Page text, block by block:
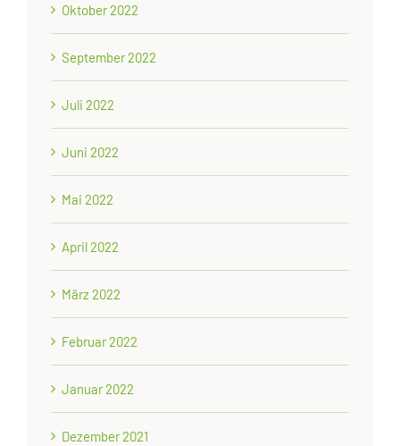
Oktober 2022
September 2022
Juli 2022
Juni 2022
Mai 2022
April 2022
März 2022
Februar 2022
Januar 2022
Dezember 2021